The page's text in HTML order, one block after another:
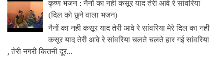
कृष्ण भजन : नैनों का नही कसूर याद तेरी आवे रे सांवरिया
(दिल को छूने वाला भजन)
नैनों का नही कसूर याद तेरी आवे रे सांवरिया मेरे दिल का नही
कसूर याद तेरी आवे रे सांवरिया चलते चलते हार गई सांवरिया
, तेरी नगरी कितनी दूर...